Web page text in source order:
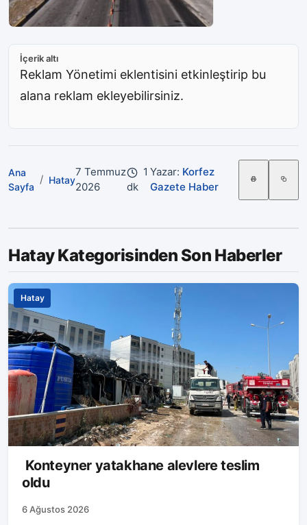
İçerik altı
Reklam Yönetimi eklentisini etkinleştirip bu
alana reklam ekleyebilirsiniz.
Ana
Sayfa
/ Hatay
7 Temmuz
2026
1
dk
Yazar: Korfez
Gazete Haber
Hatay Kategorisinden Son Haberler
Hatay
Konteyner yatakhane alevlere teslim
oldu
6 Ağustos 2026